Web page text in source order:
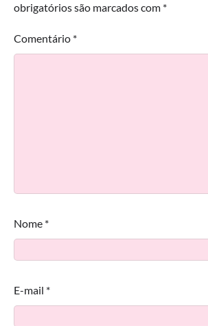
obrigatórios são marcados com *
Comentário *
Nome *
E-mail *